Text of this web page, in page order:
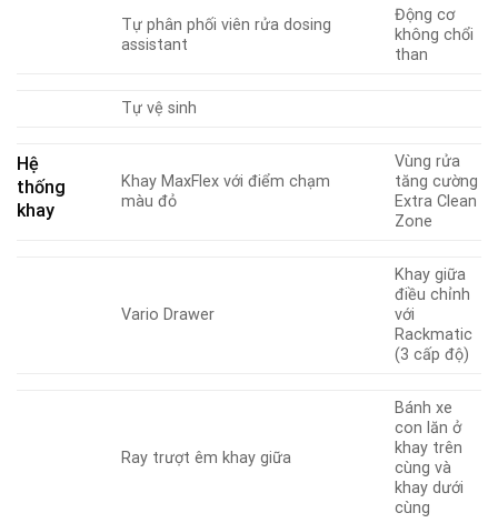
Tự phân phối viên rửa dosing
assistant
Động cơ
không chổi
than
Tự vệ sinh
Hệ
thống
khay
Khay MaxFlex với điểm chạm
màu đỏ
Vùng rửa
tăng cường
Extra Clean
Zone
Vario Drawer
Khay giữa
điều chỉnh
với
Rackmatic
(3 cấp độ)
Ray trượt êm khay giữa
Bánh xe
con lăn ở
khay trên
cùng và
khay dưới
cùng